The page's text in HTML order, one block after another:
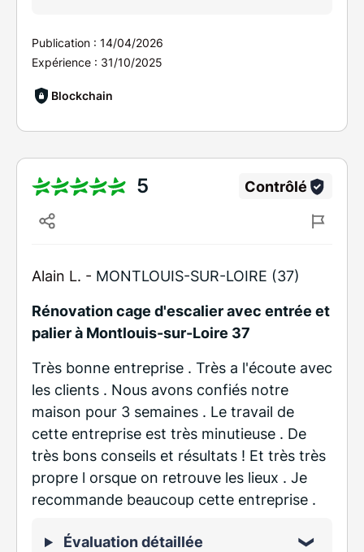
Publication : 14/04/2026
Expérience : 31/10/2025
Blockchain
5 Contrôlé
Alain L. - MONTLOUIS-SUR-LOIRE (37)
Rénovation cage d'escalier avec entrée et
palier à Montlouis-sur-Loire 37
Très bonne entreprise . Très a l'écoute avec
les clients . Nous avons confiés notre
maison pour 3 semaines . Le travail de
cette entreprise est très minutieuse . De
très bons conseils et résultats ! Et très très
propre l orsque on retrouve les lieux . Je
recommande beaucoup cette entreprise .
Évaluation détaillée